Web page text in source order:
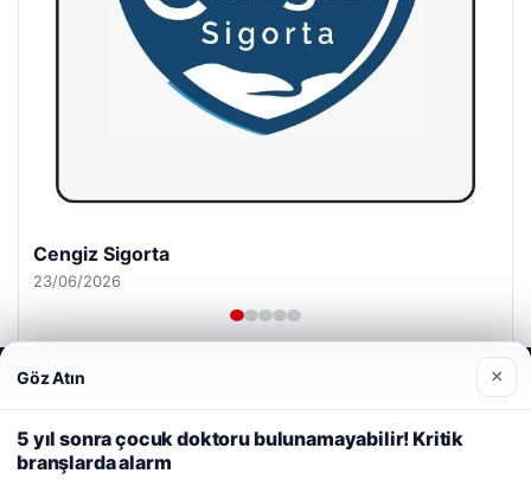
Cengiz Sigorta
23/06/2026
© 2026 Kripto Para Haberleri
Web sitemizi nasıl kullandığınızı daha iyi anlayabilmek,
deneyiminizi kişiselleştirmek ve geliştirmek amacıyla çerezler
kullanıyoruz.
Çerez Politikamız
Reddet Kabul Et
Göz Atın ×
5 yıl sonra çocuk doktoru bulunamayabilir! Kritik
branşlarda alarm